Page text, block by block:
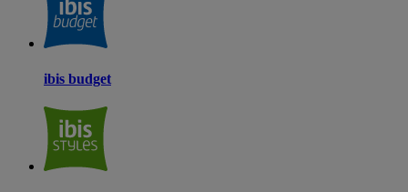
ibis budget